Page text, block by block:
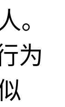
。
为